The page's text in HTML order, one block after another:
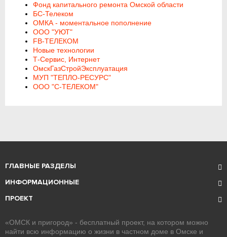
Фонд капитального ремонта Омской области
БС-Телеком
ОМКА - моментальное пополнение
ООО "УЮТ"
FB-ТЕЛЕКОМ
Новые технологии
Т-Сервис, Интернет
ОмскГазСтройЭксплуатация
МУП "ТЕПЛО-РЕСУРС"
ООО "С-ТЕЛЕКОМ"
ГЛАВНЫЕ РАЗДЕЛЫ
ИНФОРМАЦИОННЫЕ
ПРОЕКТ
«ОМСК и пригород» - бесплатный проект, на котором можно
найти всю информацию о жизни в частном доме в Омске и